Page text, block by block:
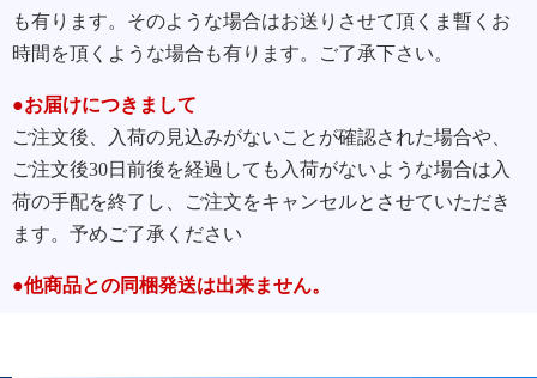
も有ります。そのような場合はお送りさせて頂くま暫くお
時間を頂くような場合も有ります。ご了承下さい。
●お届けにつきまして
ご注文後、入荷の見込みがないことが確認された場合や、
ご注文後30日前後を経過しても入荷がないような場合は入
荷の手配を終了し、ご注文をキャンセルとさせていただき
ます。予めご了承ください
●他商品との同梱発送は出来ません。